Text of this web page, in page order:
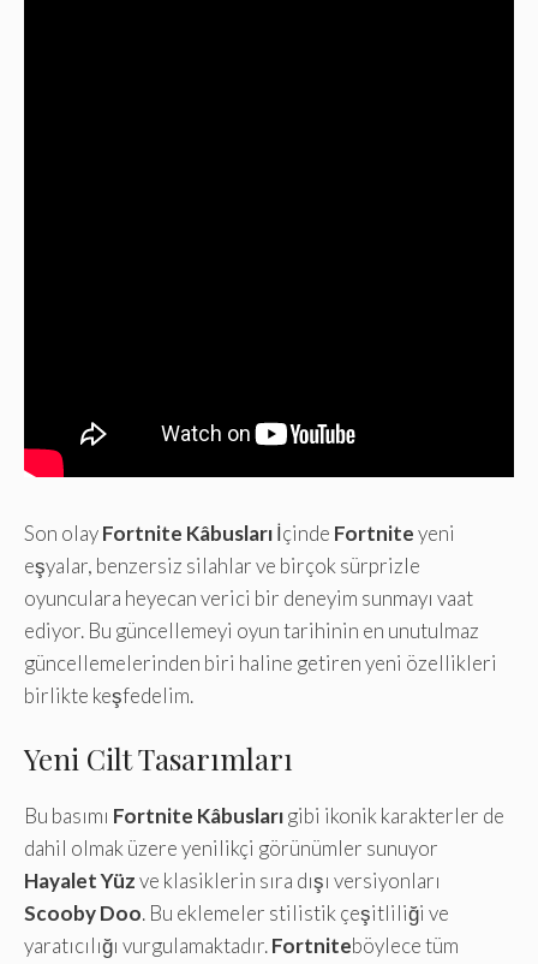
Son olayFortnite Kâbuslarıİçinde Fortniteyeni
eşyalar, benzersiz silahlar ve birçok sürprizle
oyunculara heyecan verici bir deneyim sunmayı vaat
ediyor. Bu güncellemeyi oyun tarihinin en unutulmaz
güncellemelerinden biri haline getiren yeni özellikleri
birlikte keşfedelim.
Yeni Cilt Tasarımları
Bu basımı Fortnite Kâbuslarıgibi ikonik karakterler de
dahil olmak üzere yenilikçi görünümler sunuyor
Hayalet Yüzve klasiklerin sıra dışı versiyonları
Scooby Doo. Bu eklemeler stilistik çeşitliliği ve
yaratıcılığı vurgulamaktadır.Fortniteböylece tüm